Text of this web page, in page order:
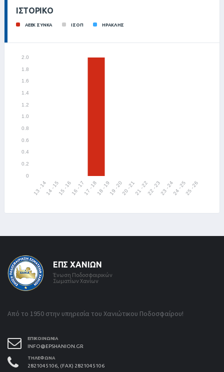
ΙΣΤΟΡΙΚΌ
ΑΕΕΚ ΣΥΝΚΑ ΙΣΟΠ ΗΡΑΚΛΗΣ
ΕΠΣ ΧΑΝΊΩΝ
Ένωση Ποδοσφαιρικών
Σωματίων Χανίων
Από το 1950 στην υπηρεσία του Χανιώτικου Ποδοσφαίρου!
ΕΠΙΚΟΙΝΩΝΊΑ
INFO@EPSHANION.GR
ΤΗΛΈΦΩΝΑ
2821045106, (FAX) 2821045106